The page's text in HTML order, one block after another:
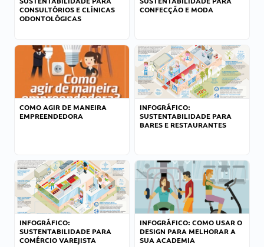
CONSULTÓRIOS E CLÍNICAS
ODONTOLÓGICAS
CONFECÇÃO E MODA
COMO AGIR DE MANEIRA
EMPREENDEDORA
INFOGRÁFICO:
SUSTENTABILIDADE PARA
BARES E RESTAURANTES
INFOGRÁFICO:
SUSTENTABILIDADE PARA
COMÉRCIO VAREJISTA
INFOGRÁFICO: COMO USAR O
DESIGN PARA MELHORAR A
SUA ACADEMIA